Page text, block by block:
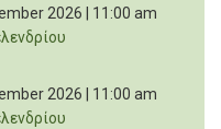
2026 | 11:00 am
2026 | 11:00 am